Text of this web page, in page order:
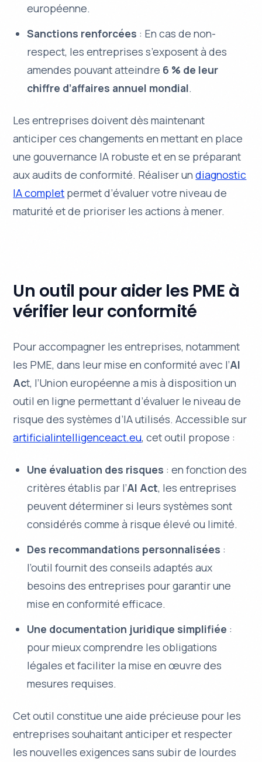
européenne.
Sanctions renforcées : En cas de non-
respect, les entreprises s’exposent à des
amendes pouvant atteindre 6 % de leur
chiffre d’affaires annuel mondial.
Les entreprises doivent dès maintenant
anticiper ces changements en mettant en place
une gouvernance IA robuste et en se préparant
aux audits de conformité. Réaliser undiagnostic
IA complet permet d’évaluer votre niveau de
maturité et de prioriser les actions à mener.
Un outil pour aider les PME à
vérifier leur conformité
Pour accompagner les entreprises, notamment
les PME, dans leur mise en conformité avec l’AI
Act, l’Union européenne a mis à disposition un
outil en ligne permettant d’évaluer le niveau de
risque des systèmes d’IA utilisés. Accessible sur
artificialintelligenceact.eu, cet outil propose :
Une évaluation des risques : en fonction des
critères établis par l’AI Act, les entreprises
peuvent déterminer si leurs systèmes sont
considérés comme à risque élevé ou limité.
Des recommandations personnalisées :
l’outil fournit des conseils adaptés aux
besoins des entreprises pour garantir une
mise en conformité efficace.
Une documentation juridique simplifiée :
pour mieux comprendre les obligations
légales et faciliter la mise en œuvre des
mesures requises.
Cet outil constitue une aide précieuse pour les
entreprises souhaitant anticiper et respecter
les nouvelles exigences sans subir de lourdes